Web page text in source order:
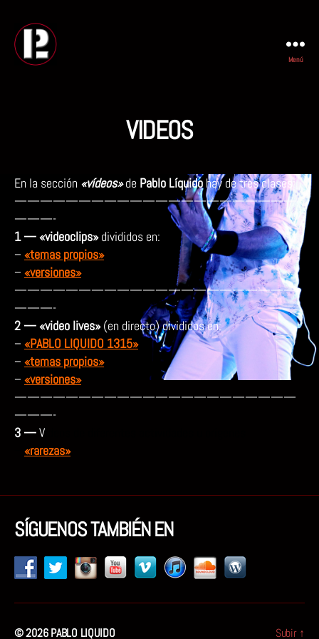
Menú
VIDEOS
En la sección «vídeos»de Pablo Líquido hay de tres clases:
——————————————————————
———-
1 — «videoclips»divididos en:
– «temas propios»
– «versiones»
——————————————————————
———-
2 — «video lives»(en directo) divididos en:
– «PABLO LIQUIDO 1315»
– «temas propios»
– «versiones»
——————————————————————
———-
3 —V
«rarezas»
SÍGUENOS TAMBIÉN EN
© 2026PABLO LIQUIDO Subir ↑